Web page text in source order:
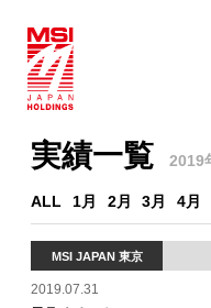
実績一覧 2019
ALL 1月 2月 3月 4月
MSI JAPAN 東京
2019.07.31